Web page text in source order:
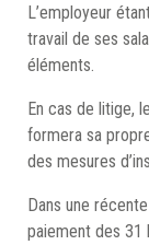
L’employeur
travail de ses
éléments.
En cas de litige,
formera sa
des mesures
Dans une
paiement des 31